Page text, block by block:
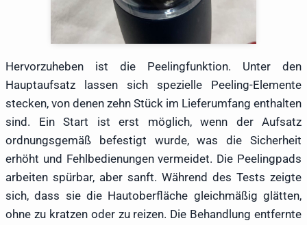
Hervorzuheben ist die Peelingfunktion. Unter den
Hauptaufsatz lassen sich spezielle Peeling-Elemente
stecken, von denen zehn Stück im Lieferumfang enthalten
sind. Ein Start ist erst möglich, wenn der Aufsatz
ordnungsgemäß befestigt wurde, was die Sicherheit
erhöht und Fehlbedienungen vermeidet. Die Peelingpads
arbeiten spürbar, aber sanft. Während des Tests zeigte
sich, dass sie die Hautoberfläche gleichmäßig glätten,
ohne zu kratzen oder zu reizen. Die Behandlung entfernte